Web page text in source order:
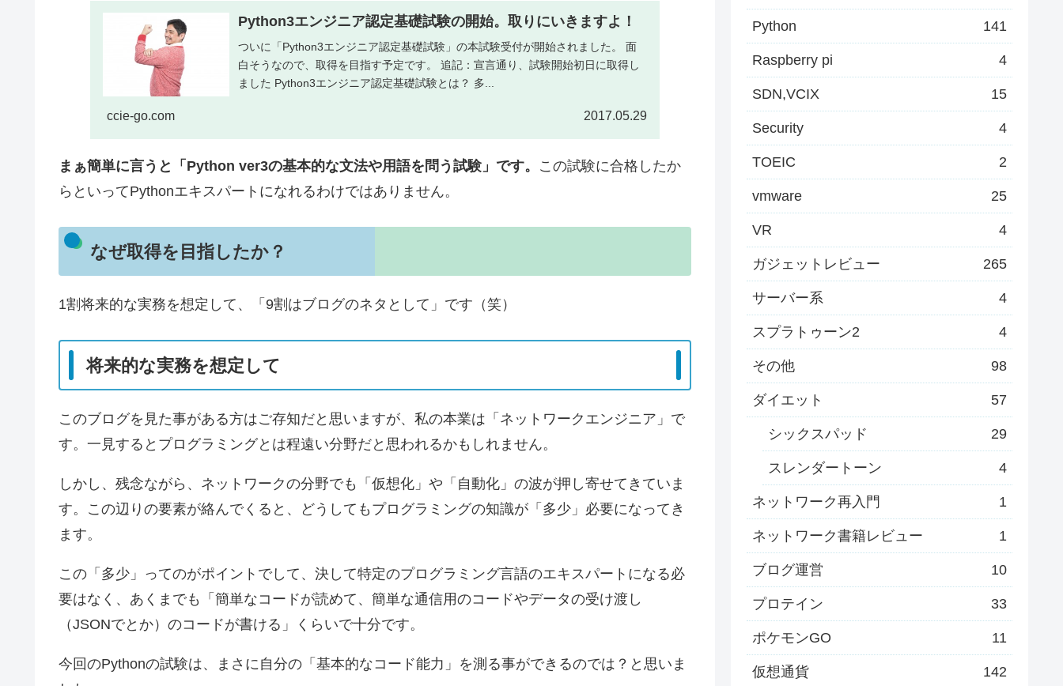
Python3エンジニア認定基礎試験の開始。取りにいきますよ！
ついに「Python3エンジニア認定基礎試験」の本試験受付が開始されました。 面
白そうなので、取得を目指す予定です。 追記：宣言通り、試験開始初日に取得し
ました Python3エンジニア認定基礎試験とは？ 多...
ccie-go.com 2017.05.29
まぁ簡単に言うと「Python ver3の基本的な文法や用語を問う試験」です。 この試験に合格したか
らといってPythonエキスパートになれるわけではありません。
なぜ取得を目指したか？
1割将来的な実務を想定して、「9割はブログのネタとして」です（笑）
将来的な実務を想定して
このブログを見た事がある方はご存知だと思いますが、私の本業は「ネットワークエンジニア」で
す。一見するとプログラミングとは程遠い分野だと思われるかもしれません。
しかし、残念ながら、ネットワークの分野でも「仮想化」や「自動化」の波が押し寄せてきていま
す。この辺りの要素が絡んでくると、どうしてもプログラミングの知識が「多少」必要になってき
ます。
この「多少」ってのがポイントでして、決して特定のプログラミング言語のエキスパートになる必
要はなく、あくまでも「簡単なコードが読めて、簡単な通信用のコードやデータの受け渡し
（JSONでとか）のコードが書ける」くらいで十分です。
今回のPythonの試験は、まさに自分の「基本的なコード能力」を測る事ができるのでは？と思いま
Python 141
Raspberry pi 4
SDN,VCIX 15
Security 4
TOEIC 2
vmware 25
VR 4
ガジェットレビュー 265
サーバー系 4
スプラトゥーン2 4
その他 98
ダイエット 57
シックスパッド 29
スレンダートーン 4
ネットワーク再入門 1
ネットワーク書籍レビュー 1
ブログ運営 10
プロテイン 33
ポケモンGO 11
仮想通貨 142